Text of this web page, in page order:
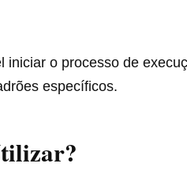
iniciar o processo de
específicos.